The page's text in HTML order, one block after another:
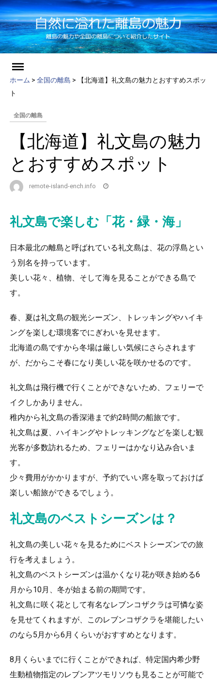
content
ホーム > 全国の離島 >
【北海道】礼文島の魅力とおすすめスポッ
ト
全国の離島
【北海道】礼文島の魅力
とおすすめスポット
remote-island-ench.info
礼文島で楽しむ「花・緑・海」
日本最北の離島と呼ばれている礼文島は、花の浮島とい
う別名を持っています。
美しい花々、植物、そして海を見ることができる島で
す。
春、夏は礼文島の観光シーズン、トレッキングやハイキ
ングを楽しむ環境客でにぎわいを見せます。
北海道の島ですから冬場は厳しい気候にさらされます
が、だからこそ春になり美しい花を咲かせるのです。
礼文島は飛行機で行くことができないため、フェリーで
イクしかありません。
稚内から礼文島の香深港まで約2時間の船旅です。
礼文島は夏、ハイキングやトレッキングなどを楽しむ観
光客が多数訪れるため、フェリーはかなり込み合いま
す。
少々費用がかかりますが、予約でいい席を取っておけば
楽しい船旅ができるでしょう。
礼文島のベストシーズンは？
礼文島の美しい花々を見るためにベストシーズンでの旅
行を考えましょう。
礼文島のベストシーズンは温かくなり花が咲き始める6
月から10月、冬が始まる前の期間です。
礼文島に咲く花として有名なレブンコザクラは可憐な姿
を見せてくれますが、このレブンコザクラを堪能したい
のなら5月から6月くらいがおすすめとなります。
8月くらいまでに行くことができれば、特定国内希少野
生動植物指定のレブンアツモリソウも見ることが可能で